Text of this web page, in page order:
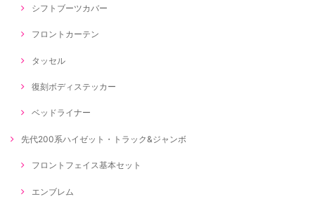
シフトブーツカバー
フロントカーテン
タッセル
復刻ボディステッカー
ベッドライナー
先代200系ハイゼット・トラック&ジャンボ
フロントフェイス基本セット
エンブレム